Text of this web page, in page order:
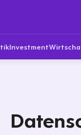
Investment